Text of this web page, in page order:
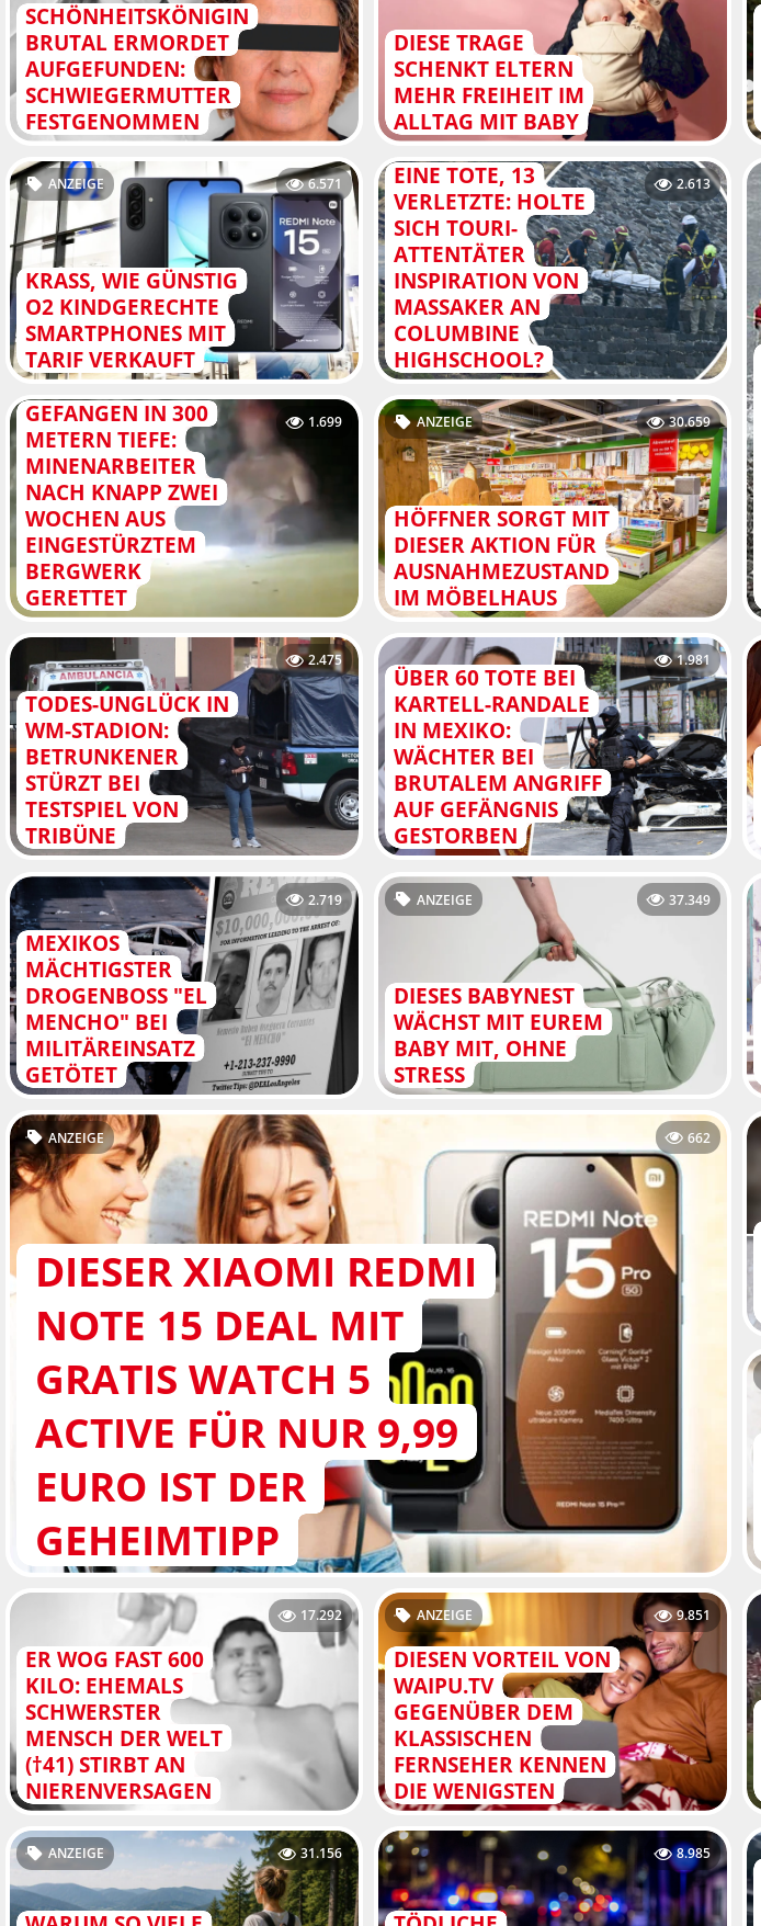
SCHÖNHEITSKÖNIGIN
BRUTAL ERMORDET
AUFGEFUNDEN:
SCHWIEGERMUTTER
FESTGENOMMEN
DIESE TRAGE
SCHENKT ELTERN
MEHR FREIHEIT IM
ALLTAG MIT BABY
KRASS, WIE GÜNSTIG
O2 KINDGERECHTE
SMARTPHONES MIT
TARIF VERKAUFT
ANZEIGE 6.571
EINE TOTE, 13
VERLETZTE: HOLTE
SICH TOURI-
ATTENTÄTER
INSPIRATION VON
MASSAKER AN
COLUMBINE
HIGHSCHOOL?
2.613
GEFANGEN IN 300
METERN TIEFE:
MINENARBEITER
NACH KNAPP ZWEI
WOCHEN AUS
EINGESTÜRZTEM
BERGWERK
GERETTET
1.699
HÖFFNER SORGT MIT
DIESER AKTION FÜR
AUSNAHMEZUSTAND
IM MÖBELHAUS
ANZEIGE 30.659
TODES-UNGLÜCK IN
WM-STADION:
BETRUNKENER
STÜRZT BEI
TESTSPIEL VON
TRIBÜNE
2.475
ÜBER 60 TOTE BEI
KARTELL-RANDALE
IN MEXIKO:
WÄCHTER BEI
BRUTALEM ANGRIFF
AUF GEFÄNGNIS
GESTORBEN
1.981
MEXIKOS
MÄCHTIGSTER
DROGENBOSS "EL
MENCHO" BEI
MILITÄREINSATZ
GETÖTET
2.719
DIESES BABYNEST
WÄCHST MIT EUREM
BABY MIT, OHNE
STRESS
ANZEIGE 37.349
DIESER XIAOMI REDMI
NOTE 15 DEAL MIT
GRATIS WATCH 5
ACTIVE FÜR NUR 9,99
EURO IST DER
GEHEIMTIPP
ANZEIGE 662
ER WOG FAST 600
KILO: EHEMALS
SCHWERSTER
MENSCH DER WELT
(†41) STIRBT AN
NIERENVERSAGEN
17.292
DIESEN VORTEIL VON
WAIPU.TV
GEGENÜBER DEM
KLASSISCHEN
FERNSEHER KENNEN
DIE WENIGSTEN
ANZEIGE 9.851
ANZEIGE 31.156 8.985